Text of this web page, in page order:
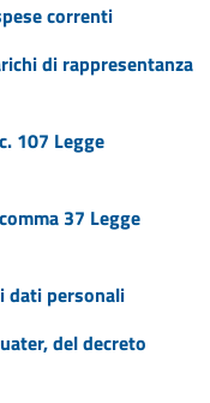
correnti
di rappresentanza
107 Legge
37 Legge
dati personali
del decreto